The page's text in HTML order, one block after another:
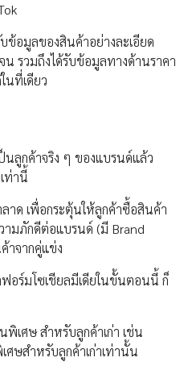
ข้อมูลของสินค้าอย่างละเอียด
น รวมถึงได้รับข้อมูลทางด้านราคา
นที่เดียว
นลูกค้าจริง ๆ ของแบรนด์แล้ว
ท่านี้
าด เพื่อกระตุ้นให้ลูกค้าซื้อสินค้า
ามภักดีต่อแบรนด์ (มี Brand
าจากคู่แข่ง
ร์มโซเชียลมีเดียในขั้นตอนนี้ ก็
เศษ สำหรับลูกค้าเก่า เช่น
ศษสำหรับลูกค้าเก่าเท่านั้น